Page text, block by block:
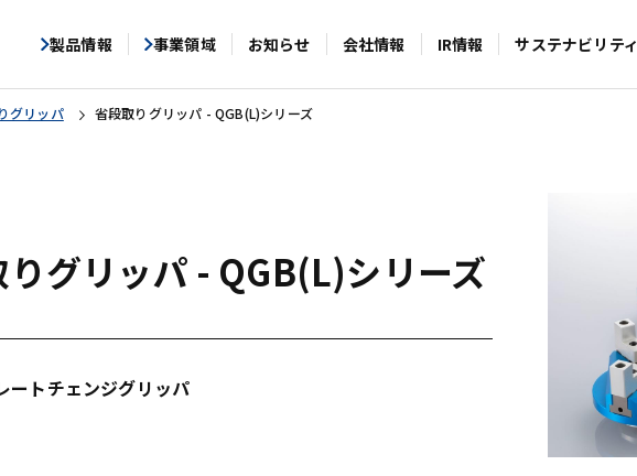
製品情報 事業領域 お知らせ 会社情報 IR情報 サステナビリティ
グリッパ 省段取りグリッパ - QGB(L)シリーズ
グリッパ - QGB(L)シリーズ
ートチェンジグリッパ